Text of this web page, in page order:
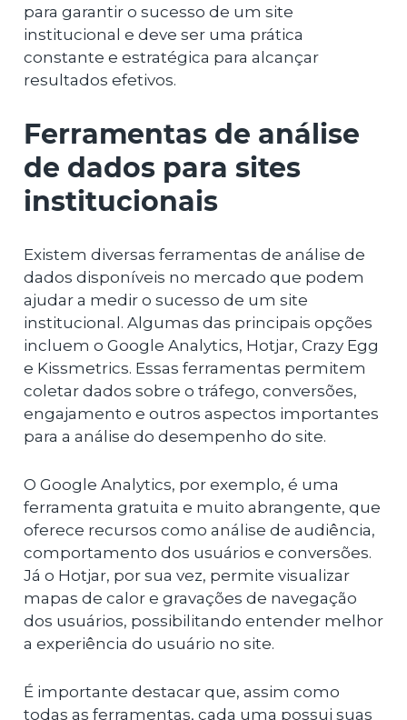
para garantir o sucesso de um site
institucional e deve ser uma prática
constante e estratégica para alcançar
resultados efetivos.
Ferramentas de análise
de dados para sites
institucionais
Existem diversas ferramentas de análise de
dados disponíveis no mercado que podem
ajudar a medir o sucesso de um site
institucional. Algumas das principais opções
incluem o Google Analytics, Hotjar, Crazy Egg
e Kissmetrics. Essas ferramentas permitem
coletar dados sobre o tráfego, conversões,
engajamento e outros aspectos importantes
para a análise do desempenho do site.
O Google Analytics, por exemplo, é uma
ferramenta gratuita e muito abrangente, que
oferece recursos como análise de audiência,
comportamento dos usuários e conversões.
Já o Hotjar, por sua vez, permite visualizar
mapas de calor e gravações de navegação
dos usuários, possibilitando entender melhor
a experiência do usuário no site.
É importante destacar que, assim como
todas as ferramentas, cada uma possui suas